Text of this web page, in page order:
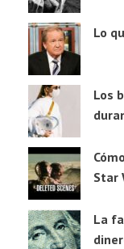
Lo
Los
Star
La